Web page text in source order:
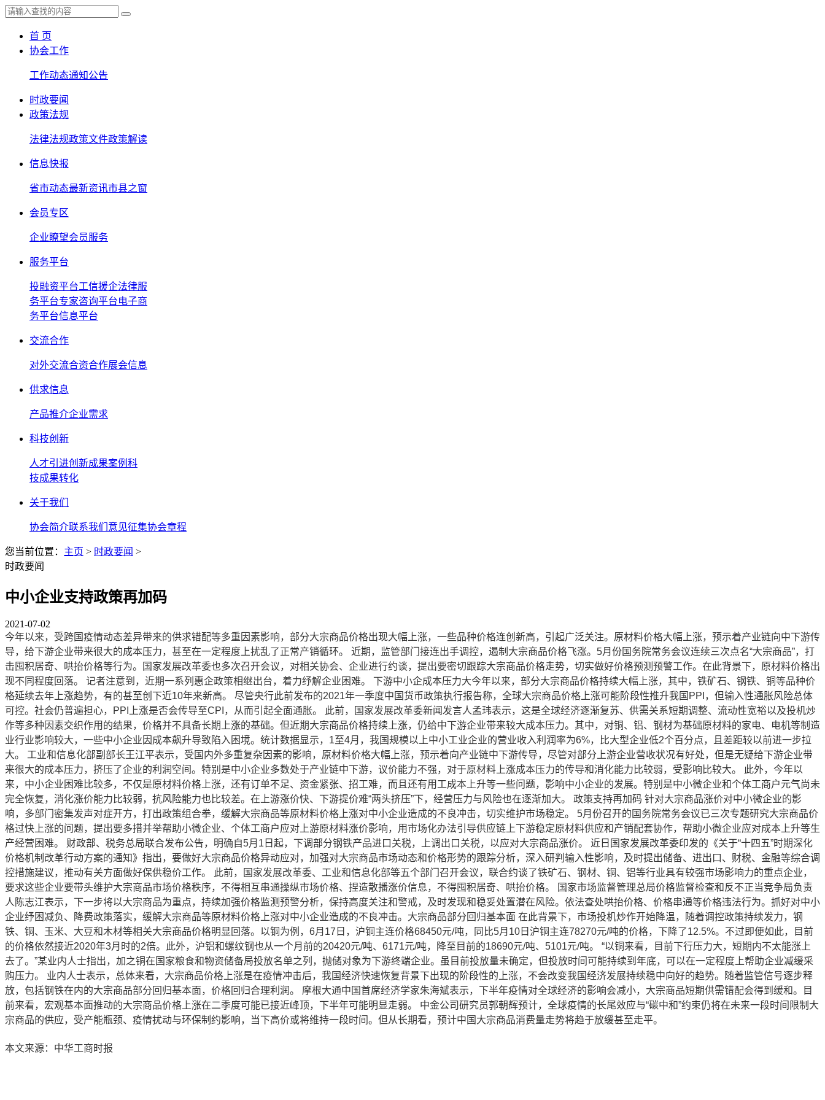
首 页
协会工作
工作动态通知公告
时政要闻
政策法规
法律法规政策文件政策解读
信息快报
省市动态最新资讯市县之窗
会员专区
企业瞭望会员服务
服务平台
投融资平台工信援企法律服
务平台专家咨询平台电子商
务平台信息平台
交流合作
对外交流合资合作展会信息
供求信息
产品推介企业需求
科技创新
人才引进创新成果案例 科
技成果转化
关于我们
协会简介联系我们 意见征集协会章程
您当前位置： 主页 > 时政要闻 >
时政要闻
中小企业支持政策再加码
2021-07-02
今年以来，受跨国疫情动态差异带来的供求错配等多重因素影响，部分大宗商品价格出现大幅上涨，一些品种价格连创新高，引起广泛关注。原材料价格大幅上涨，预示着产业链向中下游传
导，给下游企业带来很大的成本压力，甚至在一定程度上扰乱了正常产销循环。 近期，监管部门接连出手调控，遏制大宗商品价格飞涨。5月份国务院常务会议连续三次点名“大宗商品”，打
击囤积居奇、哄抬价格等行为。国家发展改革委也多次召开会议，对相关协会、企业进行约谈，提出要密切跟踪大宗商品价格走势，切实做好价格预测预警工作。在此背景下，原材料价格出
现不同程度回落。 记者注意到，近期一系列惠企政策相继出台，着力纾解企业困难。 下游中小企成本压力大今年以来，部分大宗商品价格持续大幅上涨，其中，铁矿石、钢铁、铜等品种价
格延续去年上涨趋势，有的甚至创下近10年来新高。 尽管央行此前发布的2021年一季度中国货币政策执行报告称，全球大宗商品价格上涨可能阶段性推升我国PPI，但输入性通胀风险总体
可控。社会仍普遍担心，PPI上涨是否会传导至CPI，从而引起全面通胀。 此前，国家发展改革委新闻发言人孟玮表示，这是全球经济逐渐复苏、供需关系短期调整、流动性宽裕以及投机炒
作等多种因素交织作用的结果，价格并不具备长期上涨的基础。但近期大宗商品价格持续上涨，仍给中下游企业带来较大成本压力。其中，对铜、铝、钢材为基础原材料的家电、电机等制造
业行业影响较大，一些中小企业因成本飙升导致陷入困境。统计数据显示，1至4月，我国规模以上中小工业企业的营业收入利润率为6%，比大型企业低2个百分点，且差距较以前进一步拉
大。 工业和信息化部副部长王江平表示，受国内外多重复杂因素的影响，原材料价格大幅上涨，预示着向产业链中下游传导，尽管对部分上游企业营收状况有好处，但是无疑给下游企业带
来很大的成本压力，挤压了企业的利润空间。特别是中小企业多数处于产业链中下游，议价能力不强，对于原材料上涨成本压力的传导和消化能力比较弱，受影响比较大。 此外，今年以
来，中小企业困难比较多，不仅是原材料价格上涨，还有订单不足、资金紧张、招工难，而且还有用工成本上升等一些问题，影响中小企业的发展。特别是中小微企业和个体工商户元气尚未
完全恢复，消化涨价能力比较弱，抗风险能力也比较差。在上游涨价快、下游提价难“两头挤压”下，经营压力与风险也在逐渐加大。 政策支持再加码 针对大宗商品涨价对中小微企业的影
响，多部门密集发声对症开方，打出政策组合拳，缓解大宗商品等原材料价格上涨对中小企业造成的不良冲击，切实维护市场稳定。 5月份召开的国务院常务会议已三次专题研究大宗商品价
格过快上涨的问题，提出要多措并举帮助小微企业、个体工商户应对上游原材料涨价影响，用市场化办法引导供应链上下游稳定原材料供应和产销配套协作，帮助小微企业应对成本上升等生
产经营困难。 财政部、税务总局联合发布公告，明确自5月1日起，下调部分钢铁产品进口关税，上调出口关税，以应对大宗商品涨价。 近日国家发展改革委印发的《关于“十四五”时期深化
价格机制改革行动方案的通知》指出，要做好大宗商品价格异动应对，加强对大宗商品市场动态和价格形势的跟踪分析，深入研判输入性影响，及时提出储备、进出口、财税、金融等综合调
控措施建议，推动有关方面做好保供稳价工作。 此前，国家发展改革委、工业和信息化部等五个部门召开会议，联合约谈了铁矿石、钢材、铜、铝等行业具有较强市场影响力的重点企业，
要求这些企业要带头维护大宗商品市场价格秩序，不得相互串通操纵市场价格、捏造散播涨价信息，不得囤积居奇、哄抬价格。 国家市场监督管理总局价格监督检查和反不正当竞争局负责
人陈志江表示，下一步将以大宗商品为重点，持续加强价格监测预警分析，保持高度关注和警戒，及时发现和稳妥处置潜在风险。依法查处哄抬价格、价格串通等价格违法行为。抓好对中小
企业纾困减负、降费政策落实，缓解大宗商品等原材料价格上涨对中小企业造成的不良冲击。大宗商品部分回归基本面 在此背景下，市场投机炒作开始降温，随着调控政策持续发力，钢
铁、铜、玉米、大豆和木材等相关大宗商品价格明显回落。以铜为例，6月17日，沪铜主连价格68450元/吨，同比5月10日沪铜主连78270元/吨的价格，下降了12.5%。不过即便如此，目前
的价格依然接近2020年3月时的2倍。此外，沪铝和螺纹钢也从一个月前的20420元/吨、6171元/吨，降至目前的18690元/吨、5101元/吨。 “以铜来看，目前下行压力大，短期内不太能涨上
去了。”某业内人士指出，加之铜在国家粮食和物资储备局投放名单之列，抛储对象为下游终端企业。虽目前投放量未确定，但投放时间可能持续到年底，可以在一定程度上帮助企业减缓采
购压力。 业内人士表示，总体来看，大宗商品价格上涨是在疫情冲击后，我国经济快速恢复背景下出现的阶段性的上涨，不会改变我国经济发展持续稳中向好的趋势。随着监管信号逐步释
放，包括钢铁在内的大宗商品部分回归基本面，价格回归合理利润。 摩根大通中国首席经济学家朱海斌表示，下半年疫情对全球经济的影响会减小，大宗商品短期供需错配会得到缓和。目
前来看，宏观基本面推动的大宗商品价格上涨在二季度可能已接近峰顶，下半年可能明显走弱。 中金公司研究员郭朝辉预计，全球疫情的长尾效应与“碳中和”约束仍将在未来一段时间限制大
宗商品的供应，受产能瓶颈、疫情扰动与环保制约影响，当下高价或将维持一段时间。但从长期看，预计中国大宗商品消费量走势将趋于放缓甚至走平。
本文来源：中华工商时报